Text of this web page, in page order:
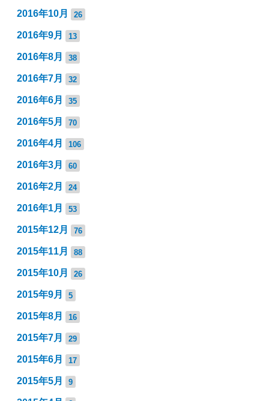
2016年10月 26
2016年9月 13
2016年8月 38
2016年7月 32
2016年6月 35
2016年5月 70
2016年4月 106
2016年3月 60
2016年2月 24
2016年1月 53
2015年12月 76
2015年11月 88
2015年10月 26
2015年9月 5
2015年8月 16
2015年7月 29
2015年6月 17
2015年5月 9